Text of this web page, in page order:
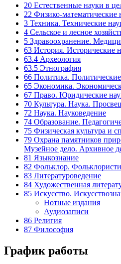
20 Естественные науки в
22 Физико-математические
3 Техника. Технические
4 Сельское и лесное
5 Здравоохранение.
63 История. Исторические
63.4 Археология
63.5 Этнография
66 Политика.
65 Экономика.
67 Право. Юридические
70 Культура. Наука.
72 Наука. Науковедение
74 Образование.
75 Физическая культура и
79 Охрана памятников
Музейное дело. Архивное
81 Языкознание
82 Фольклор.
83 Литературоведение
84 Художественная
85 Искусство.
Нотные издания
Аудиозаписи
86 Религия
87 Философия
График работы